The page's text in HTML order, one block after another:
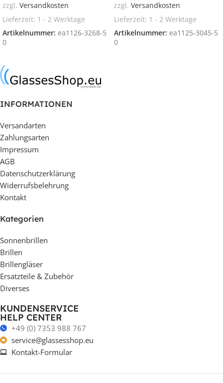
zzgl. Versandkosten
Lieferzeit: 1 - 2 Werktage
Artikelnummer: ea1126-3268-5
0
zzgl. Versandkosten
Lieferzeit: 1 - 2 Werktage
Artikelnummer: ea1125-3045-5
0
INFORMATIONEN
Versandarten
Zahlungsarten
Impressum
AGB
Datenschutzerklärung
Widerrufsbelehrung
Kontakt
Kategorien
Sonnenbrillen
Brillen
Brillengläser
Ersatzteile & Zubehör
Diverses
KUNDENSERVICE
HELP CENTER
+49 (0) 7353 988 767
service@glassesshop.eu
Kontakt-Formular